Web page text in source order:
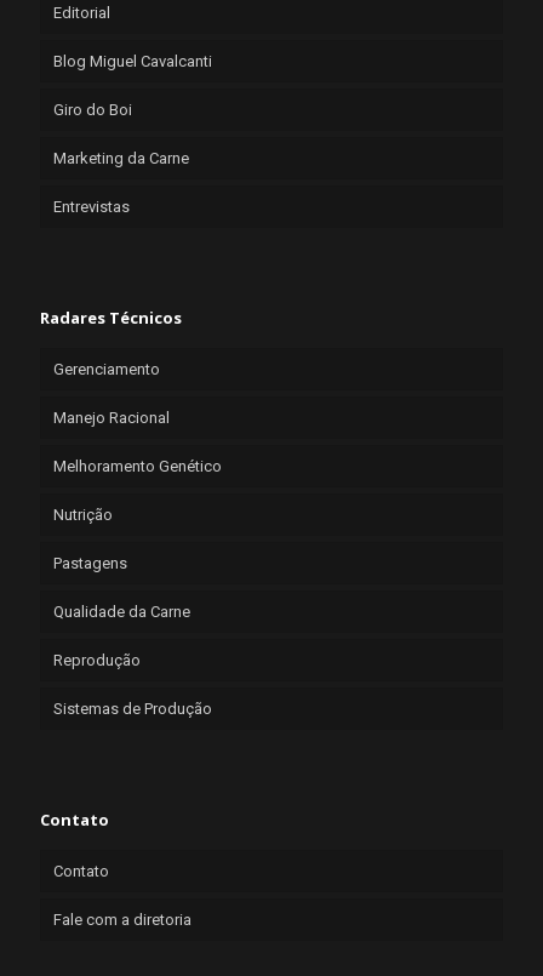
Editorial
Blog Miguel Cavalcanti
Giro do Boi
Marketing da Carne
Entrevistas
Radares Técnicos
Gerenciamento
Manejo Racional
Melhoramento Genético
Nutrição
Pastagens
Qualidade da Carne
Reprodução
Sistemas de Produção
Contato
Contato
Fale com a diretoria